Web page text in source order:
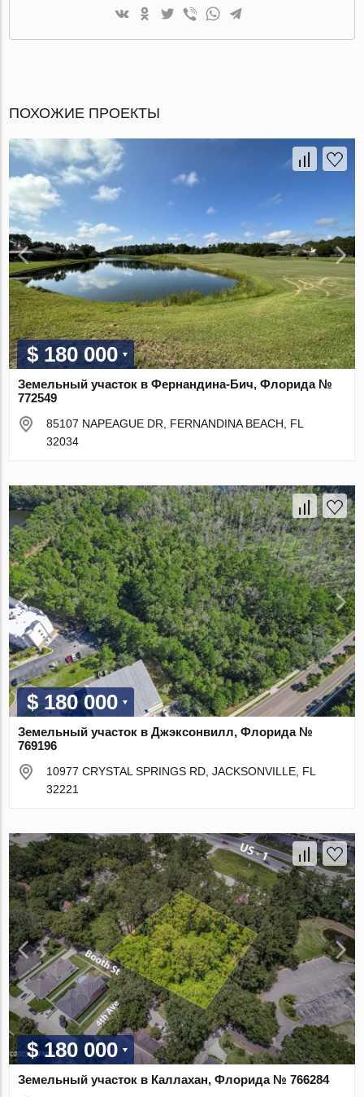
ПОХОЖИЕ ПРОЕКТЫ
$ 180 000
Земельный участок в Фернандина-Бич, Флорида №
772549
85107 NAPEAGUE DR, FERNANDINA BEACH, FL
32034
$ 180 000
Земельный участок в Джэксонвилл, Флорида №
769196
10977 CRYSTAL SPRINGS RD, JACKSONVILLE, FL
32221
$ 180 000
Земельный участок в Каллахан, Флорида № 766284